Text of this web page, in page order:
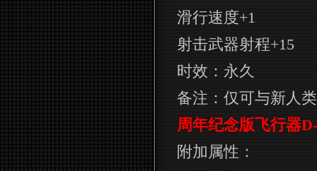
滑行速度+1
射击武器射程+15
时效：永久
备注：仅可与新人
周年纪念版飞行器D-
附加属性：